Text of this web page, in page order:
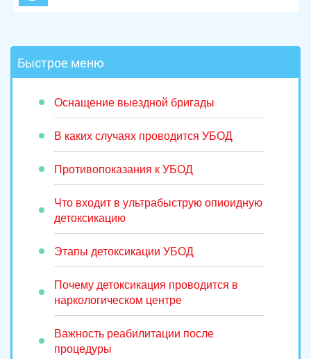
Быстрое меню
Оснащение выездной бригады
В каких случаях проводится УБОД
Противопоказания к УБОД
Что входит в ультрабыструю опиоидную
детоксикацию
Этапы детоксикации УБОД
Почему детоксикация проводится в
наркологическом центре
Важность реабилитации после
процедуры